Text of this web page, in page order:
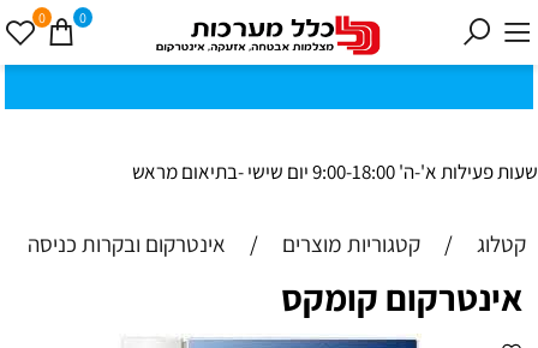
כ
ת
וב
ת
ינ
ו:ז
ב
וט
ינ
ס
קי1
8
0ב
נ
י ב
ר
ק
שעות פעילות א'-ה' 9:00-18:00 יום שישי -בתיאום מראש
0 0
קטלוג / קטגוריות מוצרים / אינטרקום ובקרות כניסה
אינטרקום קומקס